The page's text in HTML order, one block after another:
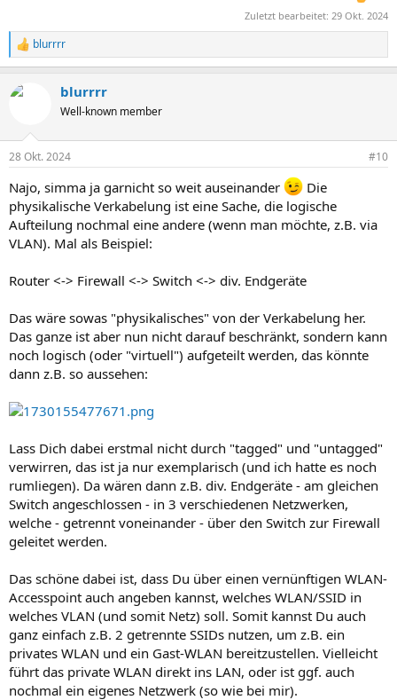
Zuletzt bearbeitet: 29 Okt. 2024
R
e
k
e
:
blurrrr
blurrrr
Well-known member
28 Okt. 2024 #10
Najo, simma ja garnicht so weit auseinander
Die
physikalische Verkabelung ist eine Sache, die logische
Aufteilung nochmal eine andere (wenn man möchte, z.B. via
VLAN). Mal als Beispiel:
Router <-> Firewall <-> Switch <-> div. Endgeräte
Das wäre sowas "physikalisches" von der Verkabelung her.
Das ganze ist aber nun nicht darauf beschränkt, sondern kann
noch logisch (oder "virtuell") aufgeteilt werden, das könnte
dann z.B. so aussehen:
Lass Dich dabei erstmal nicht durch "tagged" und "untagged"
verwirren, das ist ja nur exemplarisch (und ich hatte es noch
rumliegen). Da wären dann z.B. div. Endgeräte - am gleichen
Switch angeschlossen - in 3 verschiedenen Netzwerken,
welche - getrennt voneinander - über den Switch zur Firewall
geleitet werden.
Das schöne dabei ist, dass Du über einen vernünftigen WLAN-
Accesspoint auch angeben kannst, welches WLAN/SSID in
welches VLAN (und somit Netz) soll. Somit kannst Du auch
ganz einfach z.B. 2 getrennte SSIDs nutzen, um z.B. ein
privates WLAN und ein Gast-WLAN bereitzustellen. Vielleicht
führt das private WLAN direkt ins LAN, oder ist ggf. auch
nochmal ein eigenes Netzwerk (so wie bei mir).